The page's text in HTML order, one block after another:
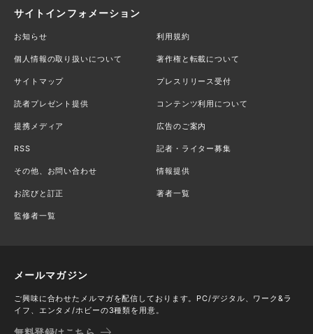
サイトインフォメーション
お知らせ 利用規約
個人情報の取り扱いについて 著作権と転載について
サイトマップ プレスリリース受付
読者プレゼント提供 コンテンツ利用について
提携メディア 広告のご案内
RSS 記者・ライター募集
その他、お問い合わせ 情報提供
お詫びと訂正 著者一覧
監修者一覧
メールマガジン
ご興味に合わせたメルマガを配信しております。PC/デジタル、ワーク&ラ
イフ、エンタメ/ホビーの3種類を用意。